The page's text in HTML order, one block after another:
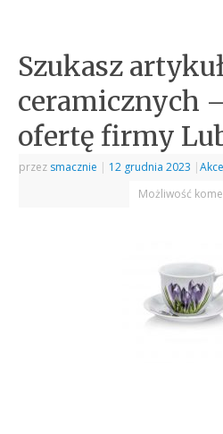
Szukasz
ceramicznych
ofertę firmy
przez smacznie | 12 grudnia 2023 |
Możliwość